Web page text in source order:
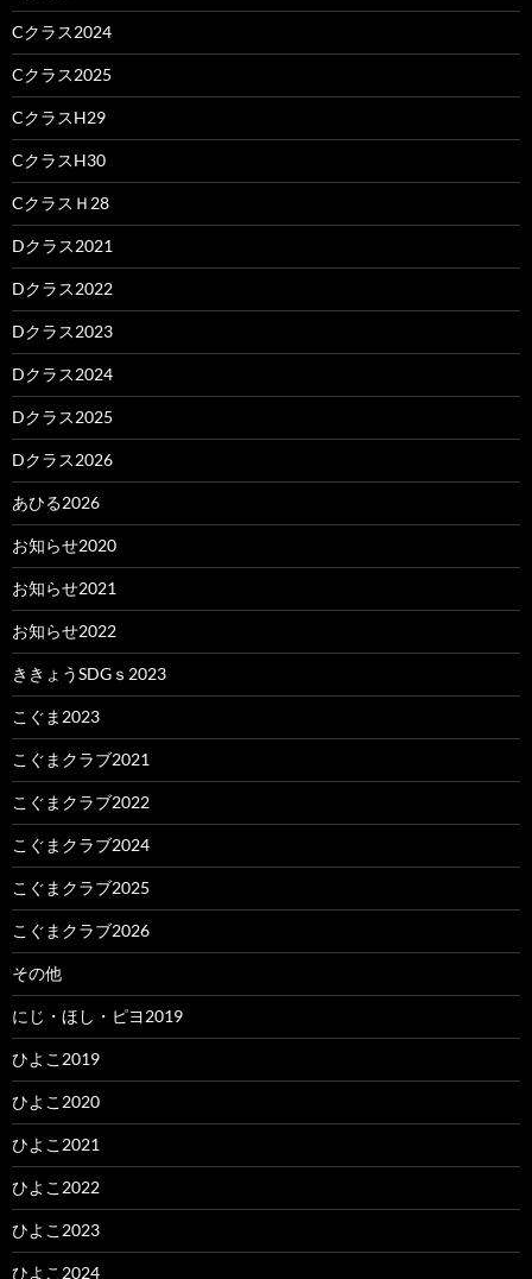
Cクラス2024
Cクラス2025
CクラスH29
CクラスH30
CクラスＨ28
Dクラス2021
Dクラス2022
Dクラス2023
Dクラス2024
Dクラス2025
Dクラス2026
あひる2026
お知らせ2020
お知らせ2021
お知らせ2022
ききょうSDGｓ2023
こぐま2023
こぐまクラブ2021
こぐまクラブ2022
こぐまクラブ2024
こぐまクラブ2025
こぐまクラブ2026
その他
にじ・ほし・ピヨ2019
ひよこ2019
ひよこ2020
ひよこ2021
ひよこ2022
ひよこ2023
ひよこ2024